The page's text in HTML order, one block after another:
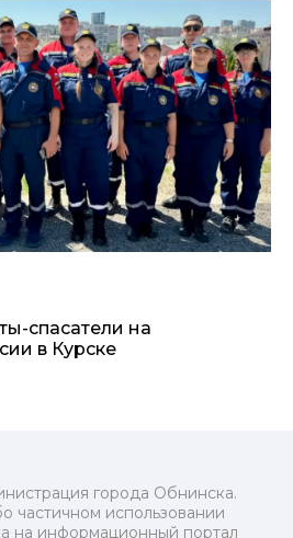
спасатели на
в Курске
города Обнинска.
частичном использовании
на информационный портал